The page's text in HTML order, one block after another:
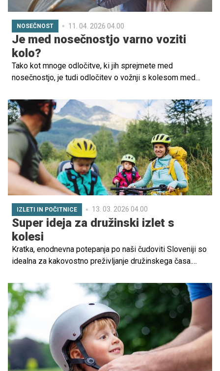
NOSEČNOST 11. 04. 2026 04.00
Je med nosečnostjo varno voziti
kolo?
Tako kot mnoge odločitve, ki jih sprejmete med
nosečnostjo, je tudi odločitev o vožnji s kolesom med
IZLETI IN POČITNICE 13. 03. 2026 04.00
Super ideja za družinski izlet s
kolesi
Kratka, enodnevna potepanja po naši čudoviti Sloveniji so
idealna za kakovostno preživljanje družinskega časa.
okolice Kranjske Gore?